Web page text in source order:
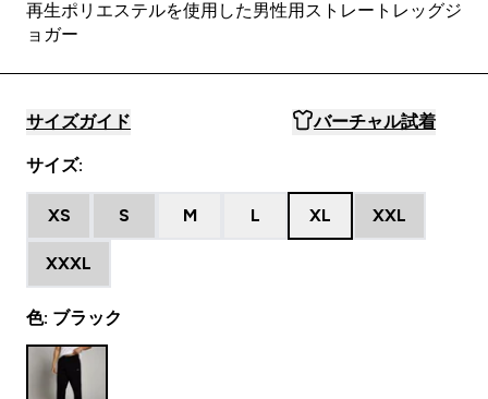
再生ポリエステルを使用した男性用ストレートレッグジ
ョガー
サイズガイド バーチャル試着
サイズ:
XS S M L XL XXL
XXXL
色: ブラック